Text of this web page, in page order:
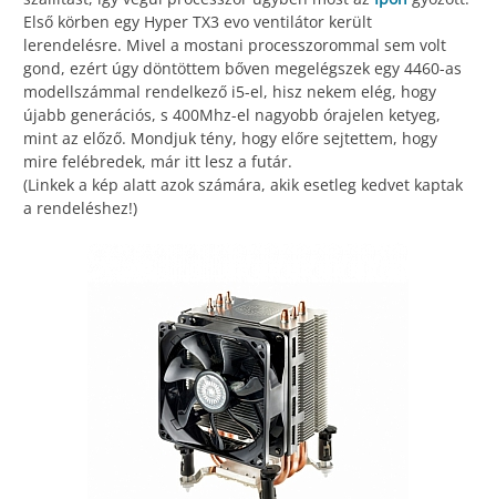
Első körben egy Hyper TX3 evo ventilátor került
lerendelésre. Mivel a mostani processzorommal sem volt
gond, ezért úgy döntöttem bőven megelégszek egy 4460-as
modellszámmal rendelkező i5-el, hisz nekem elég, hogy
újabb generációs, s 400Mhz-el nagyobb órajelen ketyeg,
mint az előző. Mondjuk tény, hogy előre sejtettem, hogy
mire felébredek, már itt lesz a futár.
(Linkek a kép alatt azok számára, akik esetleg kedvet kaptak
a rendeléshez!)